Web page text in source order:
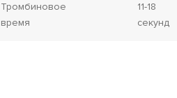
Тромбиновое
время
11-18
секунд